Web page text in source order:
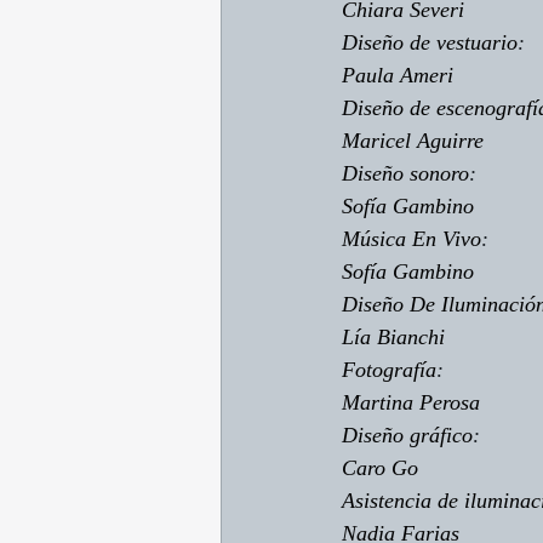
Chiara Severi
Diseño de vestuario:
Paula Ameri
Diseño de
Maricel Aguirre
Diseño sonoro:
Sofía Gambino
Música En Vivo:
Sofía Gambino
Diseño De
Lía Bianchi
Fotografía:
Martina Perosa
Diseño gráfico:
Caro Go
Asistencia de
Nadia Farias